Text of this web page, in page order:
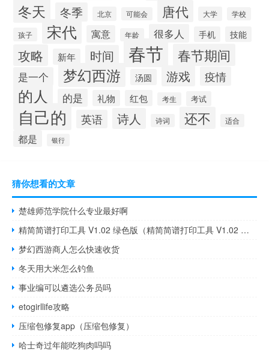
冬天 冬季 北京 可能会 唐代 大学 学校
孩子 宋代 寓意 年龄 很多人 手机 技能
攻略 新年 时间 春节 春节期间
是一个 梦幻西游 汤圆 游戏 疫情
的人 的是 礼物 红包 考生 考试
自己的 英语 诗人 诗词 还不 适合
都是 银行
猜你想看的文章
楚雄师范学院什么专业最好啊
精简简谱打印工具 V1.02 绿色版（精简简谱打印工具 V1.02 绿色版功能简介）
梦幻西游商人怎么快速收货
冬天用大米怎么钓鱼
事业编可以遴选公务员吗
etogirllife攻略
压缩包修复app（压缩包修复）
哈士奇过年能吃狗肉吗吗